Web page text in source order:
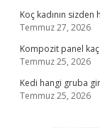
Koç kadının sizden
Temmuz 27, 2026
Kompozit panel kaç
Temmuz 25, 2026
Kedi hangi gruba
Temmuz 25, 2026